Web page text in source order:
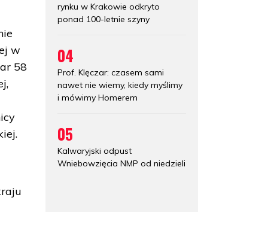
w
58
rynku w Krakowie odkryto
ponad 100-letnie szyny
04
Prof. Klęczar: czasem sami
nawet nie wiemy, kiedy myślimy
i mówimy Homerem
05
Kalwaryjski odpust
Wniebowzięcia NMP od niedzieli